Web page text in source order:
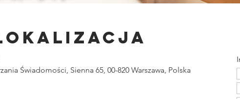
Świadomości, Sienna 65, 00-820 Warszawa, Polska